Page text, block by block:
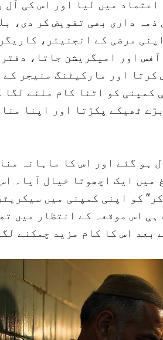
میں لیا اور اس کی آل
ذمہ داری بھی تفویض کر دی،
مرضی کے انجنیئر،
اور امیگریشن جاتا،
اور مارکیٹنگ منیجر کے
کمپنی کو اتنا کام ملنے لگا
ٹھیکے پکڑتا اور اپنا
میں ایک اچھوتا خیال آیا۔
کو اپنی کمپنی میں
اس موقعہ کے انتظار میں
بعد اس کا کام مزید چمکنے